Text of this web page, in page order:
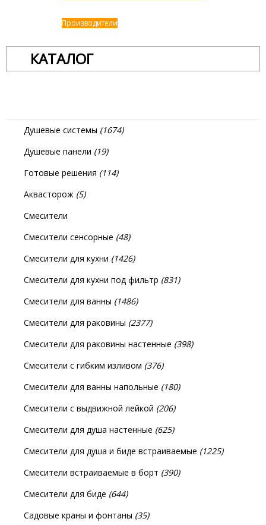
Производители
КАТАЛОГ
Душевые системы (1674)
Душевые панели (19)
Готовые решения (114)
Аквасторож (5)
Смесители
Смесители сенсорные (48)
Смесители для кухни (1426)
Смесители для кухни под фильтр (831)
Смесители для ванны (1486)
Смесители для раковины (2377)
Смесители для раковины настенные (398)
Смесители с гибким изливом (376)
Смесители для ванны напольные (180)
Смесители с выдвижной лейкой (206)
Смесители для душа настенные (625)
Смесители для душа и биде встраиваемые (1225)
Смесители встраиваемые в борт (390)
Смесители для биде (644)
Садовые краны и фонтаны (35)